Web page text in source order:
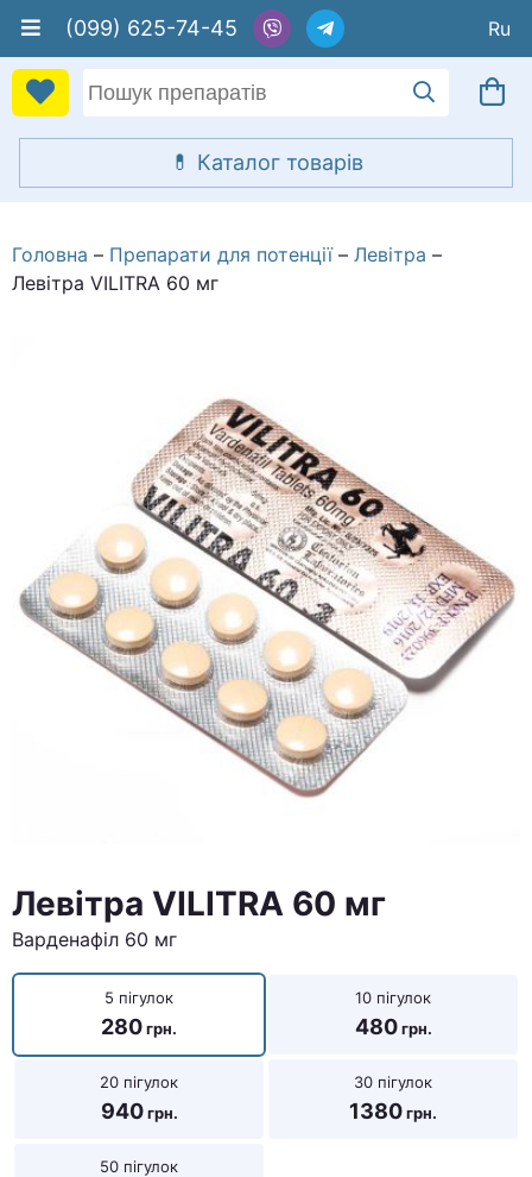
(099) 625-74-45
Головна Препарати для потенції
Левітра
Левітра VILITRA 60 мг
Левітра VILITRA 60 мг
Варденафіл 60 мг
5 пігулок
280
10 пігулок
480
20 пігулок
940
30 пігулок
1380
50 пігулок